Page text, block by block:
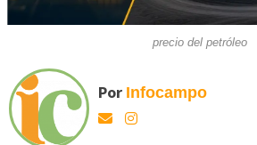
precio del petróleo
Por Infocampo